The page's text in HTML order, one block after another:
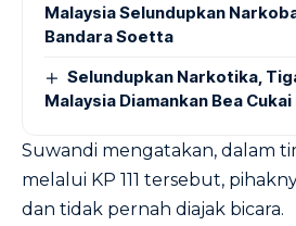
Malaysia Selundupkan
Bandara Soetta
Selundupkan Narkotika,
Malaysia Diamankan Bea
Suwandi mengatakan, dalam
melalui KP 111 tersebut,
dan tidak pernah diajak bicara.